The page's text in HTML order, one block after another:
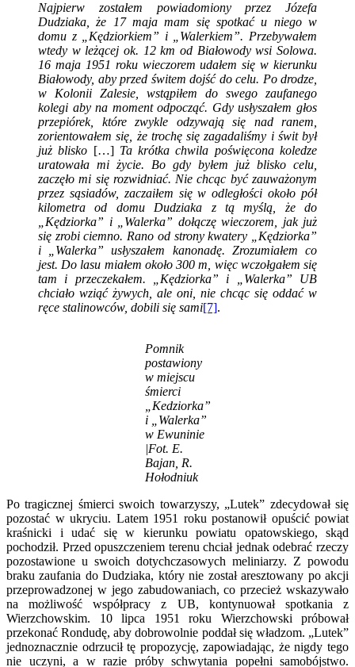
Najpierw zostałem powiadomiony przez Józefa
Dudziaka, że 17 maja mam się spotkać u niego w
domu z „Kędziorkiem” i „Walerkiem”. Przebywałem
wtedy w leżącej ok. 12 km od Białowody wsi Solowa.
16 maja 1951 roku wieczorem udałem się w kierunku
Białowody, aby przed świtem dojść do celu. Po drodze,
w Kolonii Zalesie, wstąpiłem do swego zaufanego
kolegi aby na moment odpocząć. Gdy usłyszałem głos
przepiórek, które zwykle odzywają się nad ranem,
zorientowałem się, że trochę się zagadaliśmy i świt był
już blisko […] Ta krótka chwila poświęcona koledze
uratowała mi życie. Bo gdy byłem już blisko celu,
zaczęło mi się rozwidniać. Nie chcąc być zauważonym
przez sąsiadów, zaczaiłem się w odległości około pół
kilometra od domu Dudziaka z tą myślą, że do
„Kędziorka” i „Walerka” dołączę wieczorem, jak już
się zrobi ciemno. Rano od strony kwatery „Kędziorka”
i „Walerka” usłyszałem kanonadę. Zrozumiałem co
jest. Do lasu miałem około 300 m, więc wczołgałem się
tam i przeczekałem. „Kędziorka” i „Walerka” UB
chciało wziąć żywych, ale oni, nie chcąc się oddać w
ręce stalinowców, dobili się sami[7].
Pomnik
postawiony
w miejscu
śmierci
„Kedziorka”
i „Walerka”
w Ewuninie
|Fot. E.
Bajan, R.
Hołodniuk
Po tragicznej śmierci swoich towarzyszy, „Lutek” zdecydował się
pozostać w ukryciu. Latem 1951 roku postanowił opuścić powiat
kraśnicki i udać się w kierunku powiatu opatowskiego, skąd
pochodził. Przed opuszczeniem terenu chciał jednak odebrać rzeczy
pozostawione u swoich dotychczasowych meliniarzy. Z powodu
braku zaufania do Dudziaka, który nie został aresztowany po akcji
przeprowadzonej w jego zabudowaniach, co przecież wskazywało
na możliwość współpracy z UB, kontynuował spotkania z
Wierzchowskim. 10 lipca 1951 roku Wierzchowski próbował
przekonać Rondudę, aby dobrowolnie poddał się władzom. „Lutek”
jednoznacznie odrzucił tę propozycję, zapowiadając, że nigdy tego
nie uczyni, a w razie próby schwytania popełni samobójstwo.